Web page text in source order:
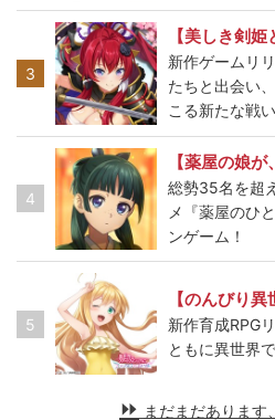
3
【美しき剣
新作ゲームリ
たちと出会い
こる新たな戦い
4
【薬屋の娘
総勢35名を超
メ『薬屋のひ
ンゲーム！
5
【のんびり異
新作育成RPG
ともに異世界
まだまだあります